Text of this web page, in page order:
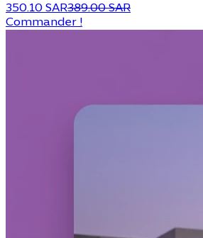
350.10 SAR389.00 SAR
Commander !